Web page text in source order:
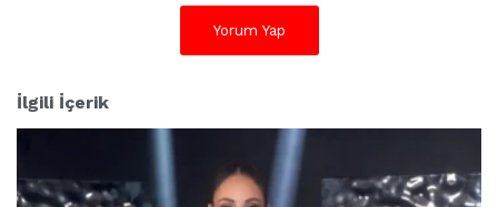
Yorum Yap
İlgili İçerik